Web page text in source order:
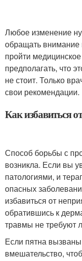
Любое изменение
обращать внимание
пройти
предполагать, что
не стоит. Только
свои рекомендации.
Как избавиться
Способ борьбы с
возникла. Если вы
патологиями, и
опасных
избавиться от
обратившись к
травмы не требуют
Если пятна
вмешательство,